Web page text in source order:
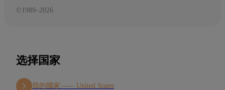
©1989–2026
选择国家
我的國家—— United States